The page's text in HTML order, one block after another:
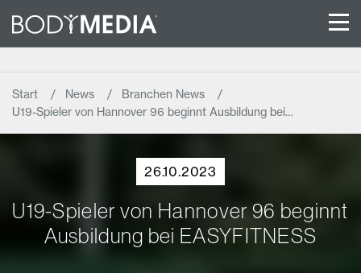
Start News
Branchen News
U19-Spieler von Hannover 96 beginnt Ausbildung bei…
26.10.2023
U19-Spieler von Hannover 96 beginnt
Ausbildung bei EASYFITNESS